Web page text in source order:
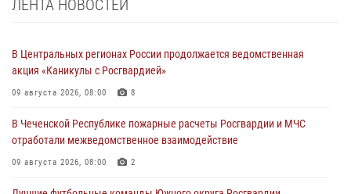
ЛЕНТА НОВОСТЕЙ
В Центральных регионах России продолжается ведомственная
акция «Каникулы с Росгвардией»
09 августа 2026, 08:00 8
В Чеченской Республике пожарные расчеты Росгвардии и МЧС
отработали межведомственное взаимодействие
09 августа 2026, 08:00 2